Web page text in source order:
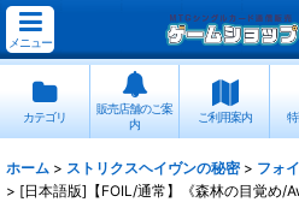
メニュー
カテゴリ
販売店舗のご案
内
ご利用案内
ホーム > ストリクスヘイヴンの秘密 > フォ
> [日本語版]【FOIL/通常】《森林の目覚め/